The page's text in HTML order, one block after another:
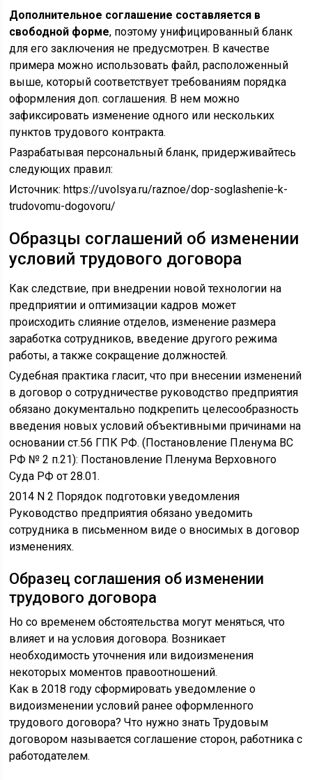
Дополнительное соглашение составляется в
свободной форме, поэтому унифицированный бланк
для его заключения не предусмотрен. В качестве
примера можно использовать файл, расположенный
выше, который соответствует требованиям порядка
оформления доп. соглашения. В нем можно
зафиксировать изменение одного или нескольких
пунктов трудового контракта.
Разрабатывая персональный бланк, придерживайтесь
следующих правил:
Источник:https://uvolsya.ru/raznoe/dop-soglashenie-k-
trudovomu-dogovoru/
Образцы соглашений об изменении
условий трудового договора
Как следствие, при внедрении новой технологии на
предприятии и оптимизации кадров может
происходить слияние отделов, изменение размера
заработка сотрудников, введение другого режима
работы, а также сокращение должностей.
Судебная практика гласит, что при внесении изменений
в договор о сотрудничестве руководство предприятия
обязано документально подкрепить целесообразность
введения новых условий объективными причинами на
основании ст.56 ГПК РФ. (Постановление Пленума ВС
РФ № 2 п.21): Постановление Пленума Верховного
Суда РФ от 28.01.
2014 N 2 Порядок подготовки уведомления
Руководство предприятия обязано уведомить
сотрудника в письменном виде о вносимых в договор
изменениях.
Образец соглашения об изменении
трудового договора
Но со временем обстоятельства могут меняться, что
влияет и на условия договора. Возникает
необходимость уточнения или видоизменения
некоторых моментов правоотношений.
Как в 2018 году сформировать уведомление о
видоизменении условий ранее оформленного
трудового договора? Что нужно знать Трудовым
договором называется соглашение сторон, работника с
работодателем.